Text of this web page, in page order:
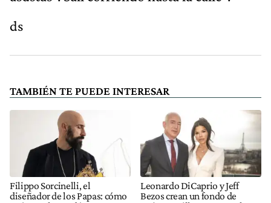
ds
TAMBIÉN TE PUEDE INTERESAR
Filippo Sorcinelli, el
diseñador de los Papas: cómo
Leonardo DiCaprio y Jeff
Bezos crean un fondo de